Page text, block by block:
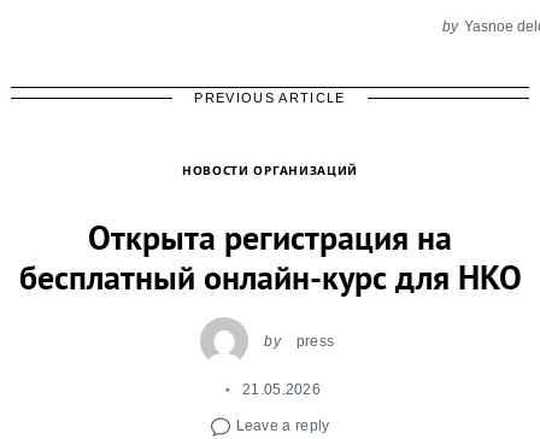
by Yasnoe
PREVIOUS ARTICLE
НОВОСТИ ОРГАНИЗАЦИЙ
Открыта регистрация на
бесплатный онлайн-курс для НКО
by press
21.05.2026
Leave a reply